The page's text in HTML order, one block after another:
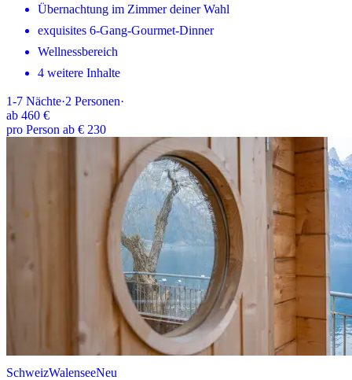
Übernachtung im Zimmer deiner Wahl
exquisites 6-Gang-Gourmet-Dinner
Wellnessbereich
4 weitere Inhalte
1-7 Nächte·2 Personen·
ab 460 €
pro Person ab € 230
SchweizWalenseeNeu